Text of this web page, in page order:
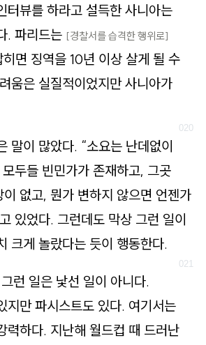
터뷰를 하라고 설득한 사니아는
. 파리드는 [경찰서를 습격한 행위로]
히면 징역을 10년 이상 살게 될 수
움은 실질적이었지만 사니아가
말이 많았다. “소요는 난데없이
두들 빈민가가 존재하고, 그곳
없고, 뭔가 변하지 않으면 언젠가
있었다. 그런데도 막상 그런 일이
크게 놀랐다는 듯이 행동한다.
런 일은 낯선 일이 아니다.
지만 파시스트도 있다. 여기서는
력하다. 지난해 월드컵 때 드러난